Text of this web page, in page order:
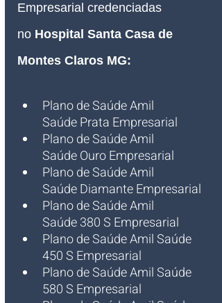
Empresarial credenciadas
no Hospital Santa Casa de
Montes Claros MG:
Plano de Saúde Amil
Saúde Prata Empresarial
Plano de Saúde Amil
Saúde Ouro Empresarial
Plano de Saúde Amil
Saúde Diamante Empresarial
Plano de Saúde Amil
Saúde 380 S Empresarial
Plano de Saúde Amil Saúde
450 S Empresarial
Plano de Saúde Amil Saúde
580 S Empresarial